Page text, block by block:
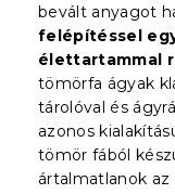
bevált anyagot
felépítéssel
élettartammal
tömörfa ágyak
tárolóval és
azonos
tömör fából
ártalmatlanok az